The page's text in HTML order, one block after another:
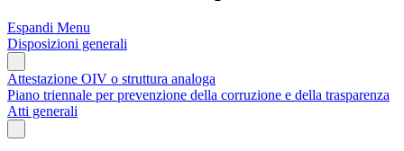
Espandi Menu
Disposizioni generali
Attestazione OIV o struttura analoga
Piano triennale per prevenzione della corruzione e della trasparenza
Atti generali